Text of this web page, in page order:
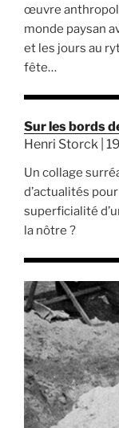
œuvre
monde paysan
et les jours au
fête…
Sur les bords
Henri Storck |
Un collage
d’actualités
superficialité
la nôtre ?